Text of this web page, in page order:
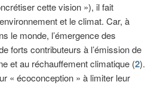
cette vision »), il fait
et le climat. Car, à
le monde, l’émergence des
forts contributeurs à l’émission de
et au réchauffement climatique (2).
« écoconception » à limiter leur